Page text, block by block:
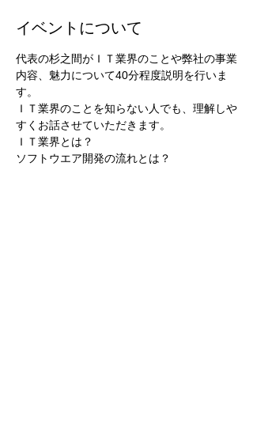
イベントについて
代表の杉之間がＩＴ業界のことや弊社の事業
内容、魅力について40分程度説明を行いま
す。
ＩＴ業界のことを知らない人でも、理解しや
すくお話させていただきます。
ＩＴ業界とは？
ソフトウエア開発の流れとは？